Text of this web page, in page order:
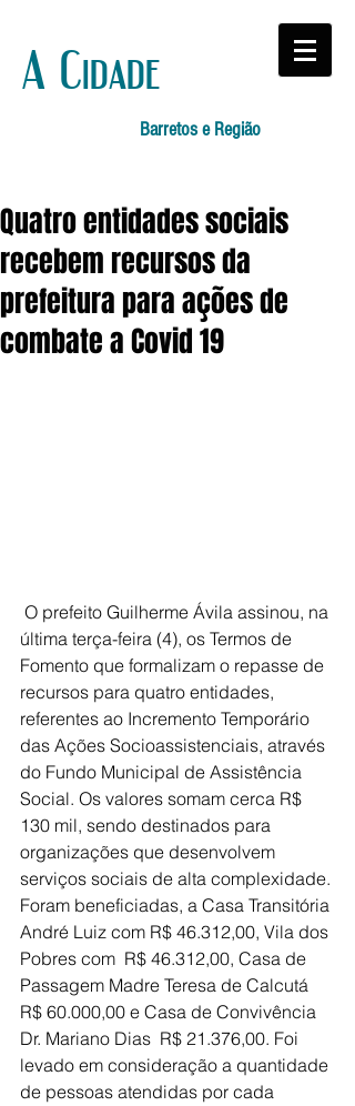
A Cidade
Barretos e Região
Quatro entidades sociais
recebem recursos da
prefeitura para ações de
combate a Covid 19
última terça-feira (4), os Termos de
Fomento que formalizam o repasse de
recursos para quatro entidades,
referentes ao Incremento Temporário
das Ações Socioassistenciais, através
do Fundo Municipal de Assistência
Social. Os valores somam cerca R$
130 mil, sendo destinados para
organizações que desenvolvem
serviços sociais de alta complexidade.
Foram beneficiadas, a Casa Transitória
André Luiz com R$ 46.312,00, Vila dos
Pobres com  R$ 46.312,00, Casa de
Passagem Madre Teresa de Calcutá
R$ 60.000,00 e Casa de Convivência
Dr. Mariano Dias  R$ 21.376,00. Foi
levado em consideração a quantidade
de pessoas atendidas por cada